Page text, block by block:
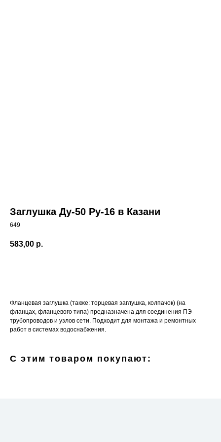
Заглушка Ду-50 Ру-16 в Казани
649
583,00 р.
Фланцевая заглушка (также: торцевая заглушка, колпачок) (на
фланцах, фланцевого типа) предназначена для соединения ПЭ-
трубопроводов и узлов сети. Подходит для монтажа и ремонтных
работ в системах водоснабжения.
С этим товаром покупают: